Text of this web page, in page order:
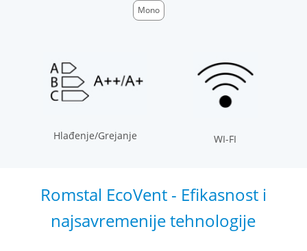
Mono
Hlađenje/Grejanje WI-FI
Romstal EcoVent - Efikasnost i
najsavremenije tehnologije